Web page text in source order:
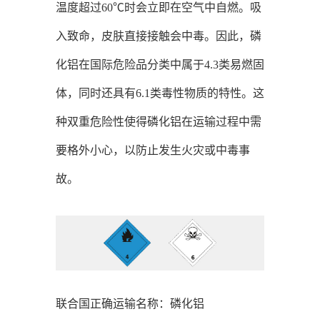
温度超过60℃时会立即在空气中自燃。吸
入致命，皮肤直接接触会中毒。因此，磷
化铝在国际危险品分类中属于4.3类易燃固
体，同时还具有6.1类毒性物质的特性。这
种双重危险性使得磷化铝在运输过程中需
要格外小心，以防止发生火灾或中毒事
故。
联合国正确运输名称：磷化铝